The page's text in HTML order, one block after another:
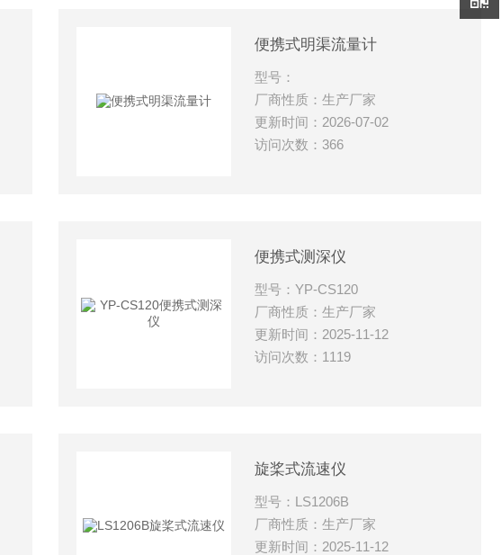
便携式明渠流量计
型号：
厂商性质：生产厂家
更新时间：2026-07-02
访问次数：366
便携式测深仪
型号：YP-CS120
厂商性质：生产厂家
更新时间：2025-11-12
访问次数：1119
旋桨式流速仪
型号：LS1206B
厂商性质：生产厂家
更新时间：2025-11-12